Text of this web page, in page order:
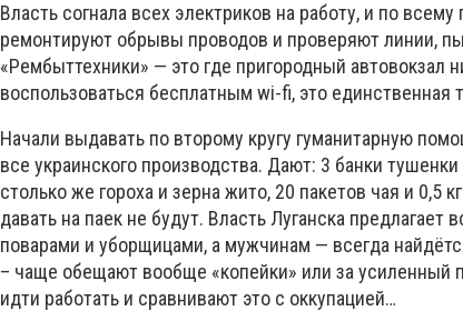
Власть согнала всех электриков на работу, и по
ремонтируют обрывы проводов и проверяют линии,
«Рембыттехники» — это где пригородный автовокзал
воспользоваться бесплатным wi-fi, это единственная
Начали выдавать по второму кругу гуманитарную
все украинского производства. Дают: 3 банки
столько же гороха и зерна жито, 20 пакетов чая и 0,5
давать на паек не будут. Власть Луганска
поварами и уборщицами, а мужчинам — всегда
– чаще обещают вообще «копейки» или за усиленный
идти работать и сравнивают это с оккупацией…